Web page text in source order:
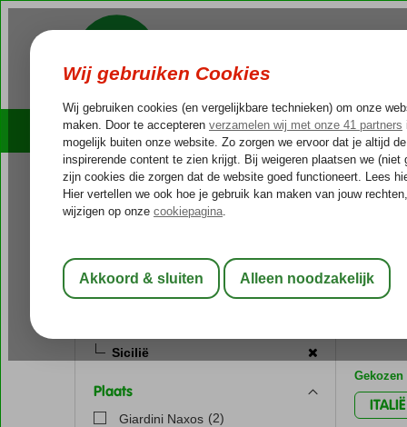
Cruises Outlet Deals
Reissoort
Bestemming
Sicilië
Plaats
Giardini Naxos (2)
Sicilië
met
ITALIË